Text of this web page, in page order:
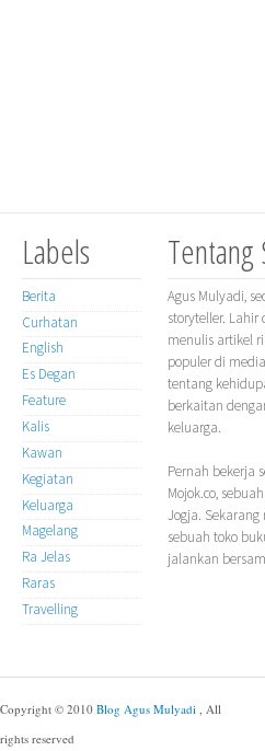
Labels
Berita
Curhatan
English
Es Degan
Feature
Kalis
Kawan
Kegiatan
Keluarga
Magelang
Ra Jelas
Raras
Travelling
Tentang
Agus Mulyadi,
storyteller. Lahir
menulis artikel
populer di
tentang
berkaitan
keluarga.
Pernah bekerja
Mojok.co,
Jogja.
sebuah toko
jalankan
Copyright © 2010 Blog Agus Mulyadi
, All
rights reserved